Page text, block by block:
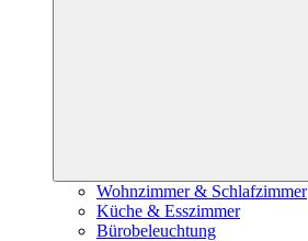
Wohnzimmer & Schlafzimmer
Küche & Esszimmer
Bürobeleuchtung